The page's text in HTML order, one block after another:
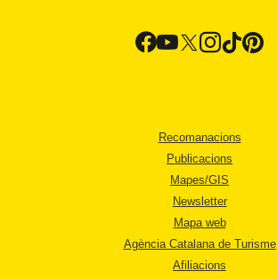
Recomanacions
Publicacions
Mapes/GIS
Newsletter
Mapa web
Agència Catalana de Turisme
Afiliacions